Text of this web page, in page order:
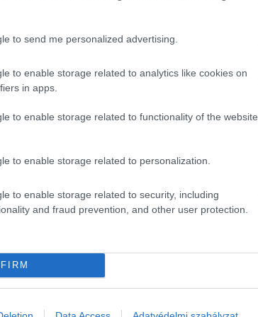
to send me personalized advertising.
to enable storage related to analytics like cookies on
in apps.
to enable storage related to functionality of the website
to enable storage related to personalization.
to enable storage related to security, including
and fraud prevention, and other user protection.